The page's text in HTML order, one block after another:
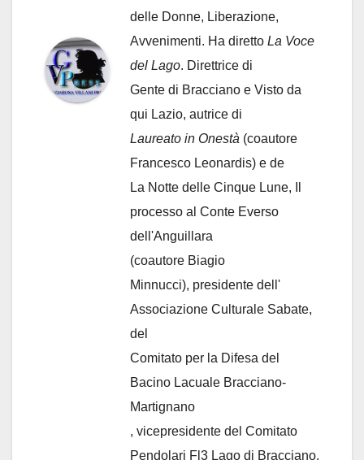
delle Donne, Liberazione,
Avvenimenti. Ha diretto La Voce
del Lago. Direttrice di
Gente di Bracciano e Visto da
qui Lazio, autrice di
Laureato in Onestà (coautore
Francesco Leonardis) e de
La Notte delle Cinque Lune, Il
processo al Conte Everso
dell'Anguillara
(coautore Biagio
Minnucci), presidente dell'
Associazione Culturale Sabate,
del
Comitato per la Difesa del
Bacino Lacuale Bracciano-
Martignano
, vicepresidente del Comitato
Pendolari Fl3 Lago di Bracciano.